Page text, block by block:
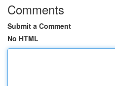
Comments
Submit a Comment
No HTML